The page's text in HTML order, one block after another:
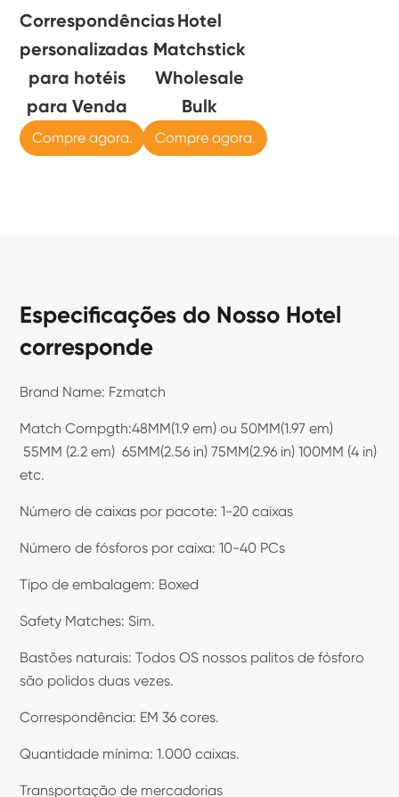
Correspondências
personalizadas
para hotéis
para Venda
Compre agora.
Hotel
Matchstick
Wholesale
Bulk
Compre agora.
Especificações do Nosso Hotel
corresponde
Brand Name: Fzmatch
Match Compgth:48MM(1.9 em) ou 50MM(1.97 em)
55MM (2.2 em) 65MM(2.56 in) 75MM(2.96 in) 100MM (4 in)
etc.
Número de caixas por pacote: 1-20 caixas
Número de fósforos por caixa: 10-40 PCs
Tipo de embalagem: Boxed
Safety Matches: Sim.
Bastões naturais: Todos OS nossos palitos de fósforo
são polidos duas vezes.
Correspondência: EM 36 cores.
Quantidade mínima: 1.000 caixas.
Transportação de mercadorias